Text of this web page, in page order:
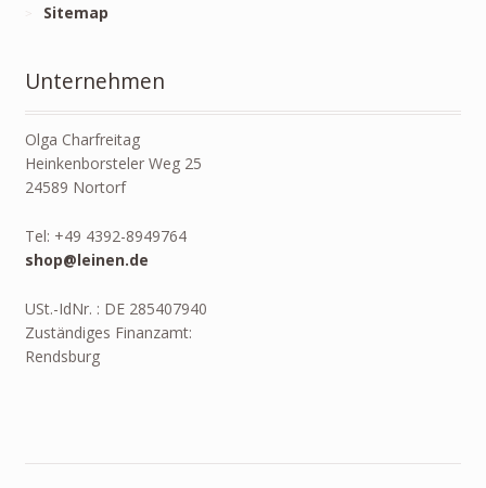
Sitemap
Unternehmen
Olga Charfreitag
Heinkenborsteler Weg 25
24589 Nortorf
Tel: +49 4392-8949764
shop@leinen.de
USt.-IdNr. : DE 285407940
Zuständiges Finanzamt:
Rendsburg